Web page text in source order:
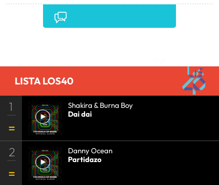
LISTA LOS40
1
Shakira & Burna Boy
Dai dai
2
Danny Ocean
Partidazo